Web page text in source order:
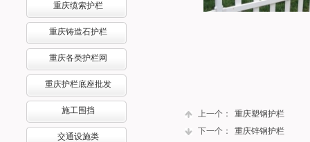
上一个：
重庆塑钢护栏
下一个：
重庆锌钢护栏
重庆缆索护栏
重庆铸造石护栏
重庆各类护栏网
重庆护栏底座批发
施工围挡
交通设施类